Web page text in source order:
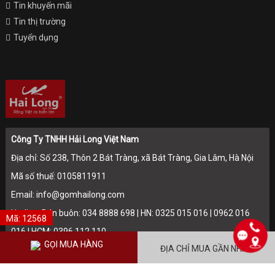
Tin khuyến mãi
Tin thị trường
Tuyển dụng
Công Ty TNHH Hải Long Việt Nam
Địa chỉ: Số 238, Thôn 2 Bát Tràng, xã Bát Tràng, Gia Lâm, Hà Nội
Mã số thuế: 0105811911
Email: info@gomhailong.com
Hotline: Bán buôn: 034 8888 698 | HN: 0325 015 016 | 0962 016
016 | HCM: 0396 112 110
Điện thoại: 024.36715174 - 024.36715175
Mã: 12568
GỌI MUA HÀNG ĐỊA CHỈ MUA GẦN NHẤT